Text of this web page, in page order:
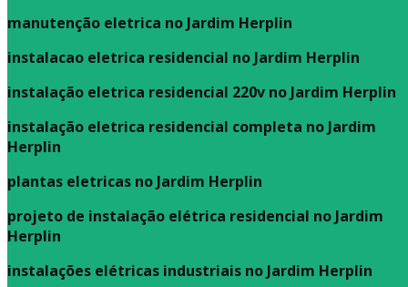
manutenção eletrica no Jardim Herplin
instalacao eletrica residencial no Jardim Herplin
instalação eletrica residencial 220v no Jardim Herplin
instalação eletrica residencial completa no Jardim
Herplin
plantas eletricas no Jardim Herplin
projeto de instalação elétrica residencial no Jardim
Herplin
instalações elétricas industriais no Jardim Herplin